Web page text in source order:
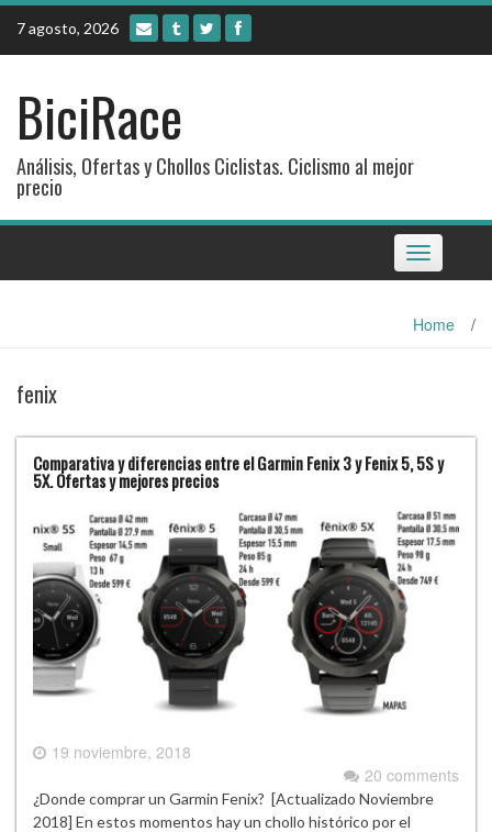
Skip
content
7 agosto, 2026
BiciRace
Análisis, Ofertas y Chollos Ciclistas. Ciclismo al mejor
precio
Toggle
navigation
Home /
fenix
Comparativa y diferencias entre el Garmin Fenix 3 y Fenix 5, 5S y
5X. Ofertas y mejores precios
19 noviembre, 2018
20 comments
¿Donde comprar un Garmin Fenix? [Actualizado Noviembre
2018] En estos momentos hay un chollo histórico por el